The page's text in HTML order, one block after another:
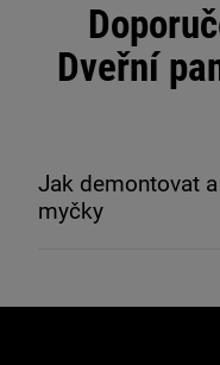
Dveřní
Jak demontovat
myčky